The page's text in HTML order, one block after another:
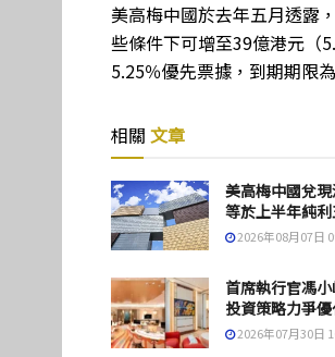
美高梅中國於去年五月透露
些條件下可增至39億港元（
5.25％優先票據，到期期限
相關 文章
美高梅中國兌
等於上半年純
2026年08月07日
首席執行官馮
投資策略力爭
2026年07月30日